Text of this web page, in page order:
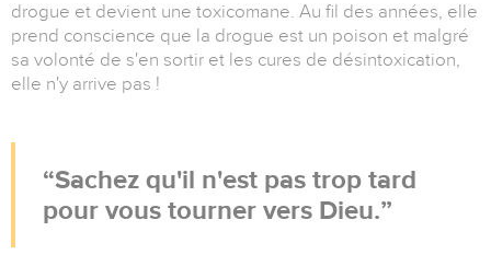
drogue et devient une toxicomane. Au fil des années, elle
prend conscience que la drogue est un poison et malgré
sa volonté de s'en sortir et les cures de désintoxication,
elle n'y arrive pas !
Sachez qu'il n'est pas trop tard
pour vous tourner vers Dieu.